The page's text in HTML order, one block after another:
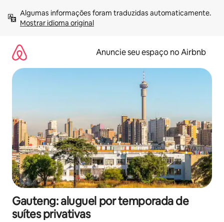
para
Mostrar idioma original
Anuncie seu espaço no Airbnb
Gauteng: aluguel por temporada de
suítes privativas